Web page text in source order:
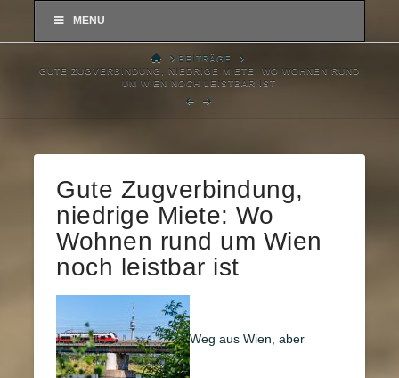
MENU
HOMEBEITRÄGE
GUTE ZUGVERBINDUNG, NIEDRIGE MIETE: WO WOHNEN RUND
UM WIEN NOCH LEISTBAR IST
Gute Zugverbindung,
niedrige Miete: Wo
Wohnen rund um Wien
noch leistbar ist
Weg aus Wien, aber